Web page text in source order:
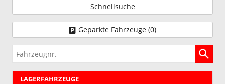
Schnellsuche
Geparkte Fahrzeuge (0)
Fahrzeugnr.
LAGERFAHRZEUGE